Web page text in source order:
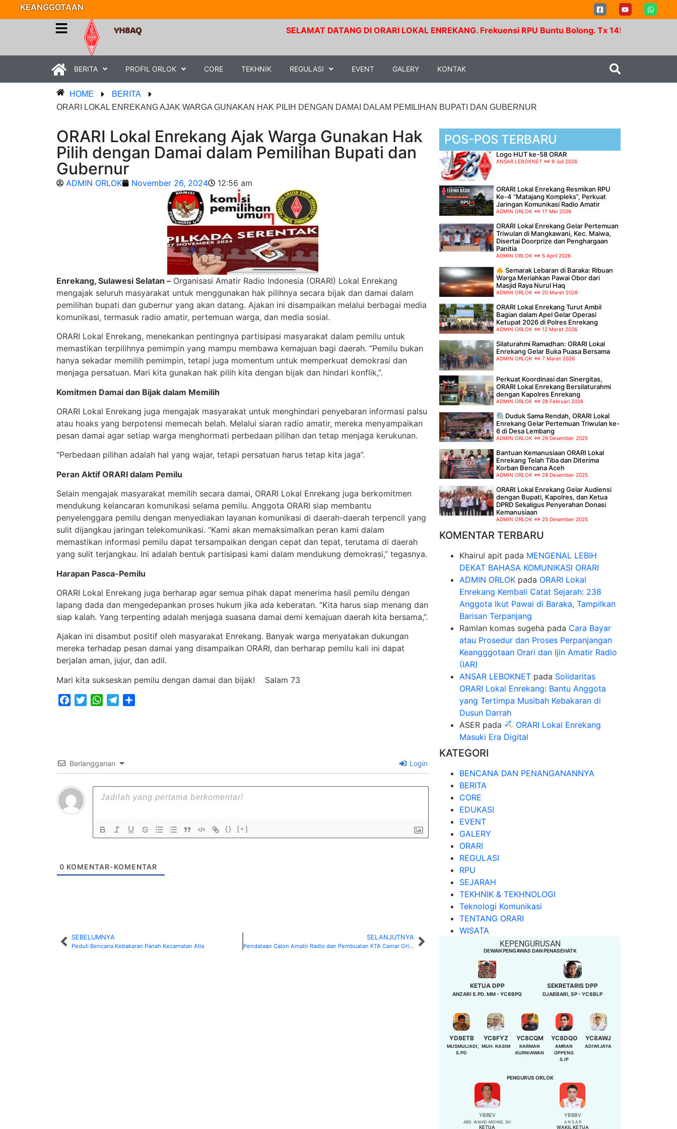
KEANGGOTAAN
YH8AQ SELAMAT DATANG DI ORARI LOKAL ENREKANG. Frekuensi RPU Buntu Bolong. Tx 145.350 Mhz - Rx
BERITA PROFIL ORLOK CORE TEKHNIK REGULASI EVENT GALERY KONTAK
HOME
BERITA
ORARI LOKAL ENREKANG AJAK WARGA GUNAKAN HAK PILIH DENGAN DAMAI DALAM PEMILIHAN BUPATI DAN GUBERNUR
ORARI Lokal Enrekang Ajak Warga Gunakan Hak
Pilih dengan Damai dalam Pemilihan Bupati dan
Gubernur
ADMIN ORLOK November 26, 2024 12:56 am
Enrekang, Sulawesi Selatan – Organisasi Amatir Radio Indonesia (ORARI) Lokal Enrekang
mengajak seluruh masyarakat untuk menggunakan hak pilihnya secara bijak dan damai dalam
pemilihan bupati dan gubernur yang akan datang. Ajakan ini disampaikan melalui berbagai media
komunikasi, termasuk radio amatir, pertemuan warga, dan media sosial.
ORARI Lokal Enrekang, menekankan pentingnya partisipasi masyarakat dalam pemilu untuk
memastikan terpilihnya pemimpin yang mampu membawa kemajuan bagi daerah. “Pemilu bukan
hanya sekadar memilih pemimpin, tetapi juga momentum untuk memperkuat demokrasi dan
menjaga persatuan. Mari kita gunakan hak pilih kita dengan bijak dan hindari konflik,”.
Komitmen Damai dan Bijak dalam Memilih
ORARI Lokal Enrekang juga mengajak masyarakat untuk menghindari penyebaran informasi palsu
atau hoaks yang berpotensi memecah belah. Melalui siaran radio amatir, mereka menyampaikan
pesan damai agar setiap warga menghormati perbedaan pilihan dan tetap menjaga kerukunan.
“Perbedaan pilihan adalah hal yang wajar, tetapi persatuan harus tetap kita jaga”.
Peran Aktif ORARI dalam Pemilu
Selain mengajak masyarakat memilih secara damai, ORARI Lokal Enrekang juga berkomitmen
mendukung kelancaran komunikasi selama pemilu. Anggota ORARI siap membantu
penyelenggara pemilu dengan menyediakan layanan komunikasi di daerah-daerah terpencil yang
sulit dijangkau jaringan telekomunikasi. “Kami akan memaksimalkan peran kami dalam
memastikan informasi pemilu dapat tersampaikan dengan cepat dan tepat, terutama di daerah
yang sulit terjangkau. Ini adalah bentuk partisipasi kami dalam mendukung demokrasi,” tegasnya.
Harapan Pasca-Pemilu
ORARI Lokal Enrekang juga berharap agar semua pihak dapat menerima hasil pemilu dengan
lapang dada dan mengedepankan proses hukum jika ada keberatan. “Kita harus siap menang dan
siap kalah. Yang terpenting adalah menjaga suasana damai demi kemajuan daerah kita bersama,”.
Ajakan ini disambut positif oleh masyarakat Enrekang. Banyak warga menyatakan dukungan
mereka terhadap pesan damai yang disampaikan ORARI, dan berharap pemilu kali ini dapat
berjalan aman, jujur, dan adil.
Mari kita sukseskan pemilu dengan damai dan bijak! Salam 73
FacebookTwitterWhatsAppTelegram
Berlangganan Login
{} [+]
0 KOMENTAR-KOMENTAR
SEBELUMNYA
Peduli Bencana Kebakaran Panah Kecamatan Alla
SELANJUTNYA
Pendataan Calon Amatir Radio dan Pembuatan KTA Camar Orlok Enrekang
POS-POS TERBARU
Logo HUT ke-58 ORAR
ANSAR LEBOKNET 9 Juli 2026
ORARI Lokal Enrekang Resmikan RPU
Ke-4 “Matajang Kompleks”, Perkuat
Jaringan Komunikasi Radio Amatir
ADMIN ORLOK 17 Mei 2026
ORARI Lokal Enrekang Gelar Pertemuan
Triwulan di Mangkawani, Kec. Maiwa,
Disertai Doorprize dan Penghargaan
Panitia
ADMIN ORLOK 5 April 2026
Semarak Lebaran di Baraka: Ribuan
Warga Meriahkan Pawai Obor dari
Masjid Raya Nurul Haq
ADMIN ORLOK 20 Maret 2026
ORARI Lokal Enrekang Turut Ambil
Bagian dalam Apel Gelar Operasi
Ketupat 2026 di Polres Enrekang
ADMIN ORLOK 12 Maret 2026
Silaturahmi Ramadhan: ORARI Lokal
Enrekang Gelar Buka Puasa Bersama
ADMIN ORLOK 7 Maret 2026
Perkuat Koordinasi dan Sinergitas,
ORARI Lokal Enrekang Bersilaturahmi
dengan Kapolres Enrekang
ADMIN ORLOK 28 Februari 2026
Duduk Sama Rendah, ORARI Lokal
Enrekang Gelar Pertemuan Triwulan ke-
6 di Desa Lembang
ADMIN ORLOK 29 Desember 2025
Bantuan Kemanusiaan ORARI Lokal
Enrekang Telah Tiba dan Diterima
Korban Bencana Aceh
ADMIN ORLOK 28 Desember 2025
ORARI Lokal Enrekang Gelar Audiensi
dengan Bupati, Kapolres, dan Ketua
DPRD Sekaligus Penyerahan Donasi
Kemanusiaan
ADMIN ORLOK 25 Desember 2025
KOMENTAR TERBARU
Khairul apit pada MENGENAL LEBIH
DEKAT BAHASA KOMUNIKASI ORARI
ADMIN ORLOK pada ORARI Lokal
Enrekang Kembali Catat Sejarah: 238
Anggota Ikut Pawai di Baraka, Tampilkan
Barisan Terpanjang
Ramlan komas sugeha pada Cara Bayar
atau Prosedur dan Proses Perpanjangan
Keangggotaan Orari dan Ijin Amatir Radio
(IAR)
ANSAR LEBOKNET pada Solidaritas
ORARI Lokal Enrekang: Bantu Anggota
yang Tertimpa Musibah Kebakaran di
Dusun Darrah
ASER pada
ORARI Lokal Enrekang
Masuki Era Digital
KATEGORI
BENCANA DAN PENANGANANNYA
BERITA
CORE
EDUKASI
EVENT
GALERY
ORARI
REGULASI
RPU
SEJARAH
TEKHNIK & TEKHNOLOGI
Teknologi Komunikasi
TENTANG ORARI
WISATA
KEPENGURUSAN
DEWAN PENGAWAS DAN PENASEHATK
KETUA DPP
ANZARI S.PD. MM - YC8BPQ
SEKRETARIS DPP
DJABBARI, SP - YC8BLP
YD8ETB
MUSMULIADI,
S.PD
YC8FYZ
MUH. KASIM
YC8CQM
KARMAN
KURNIAWAN
YC8DQO
AMRAN
OPPENG
S.IP
YC8AWJ
ADIWIJAYA
PENGURUS ORLOK
YB8EV
ABD. WAHID ARSYAD, SH
KETUA
YB8BV
A N S A R
WAKIL KETUA